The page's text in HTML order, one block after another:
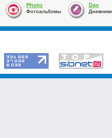
Photo
Фотоальбомы
Day
Дневники